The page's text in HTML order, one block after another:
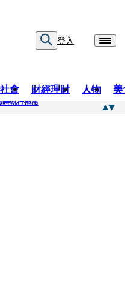
登入
會 財經理財 人物 美
執行拖吊